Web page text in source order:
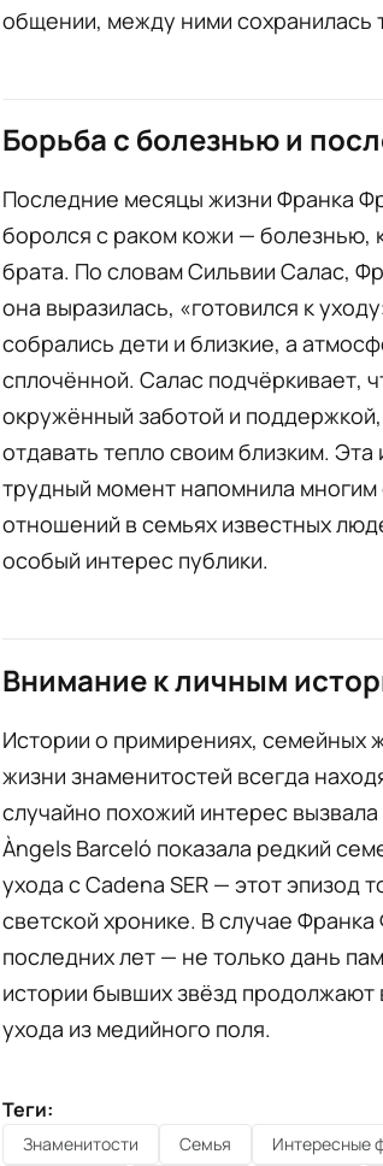
общении, между ними сохранилась
Борьба с болезнью и
Последние месяцы жизни Франка
боролся с раком кожи — болезнью,
брата. По словам Сильвии Салас,
она выразилась, «готовился к
собрались дети и близкие, а
сплочённой. Салас подчёркивает,
окружённый заботой и
отдавать тепло своим близким.
трудный момент напомнила многим
отношений в семьях известных
особый интерес публики.
Внимание к личным
Истории о примирениях, семейных
жизни знаменитостей всегда
случайно похожий интерес
Àngels Barceló показала редкий
ухода с Cadena SER — этот эпизод
светской хронике. В случае
последних лет — не только дань
истории бывших звёзд продолжают
ухода из медийного поля.
Теги:
Знаменитости Семья Интересные